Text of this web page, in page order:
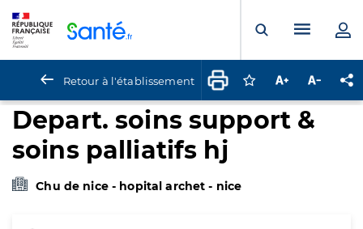
Ouvrir laMenu
Retour à l'établissement Connectez-vous
Augmenter la
Depart. soins support &
soins palliatifs hj
Chu de nice - hopital archet - nice